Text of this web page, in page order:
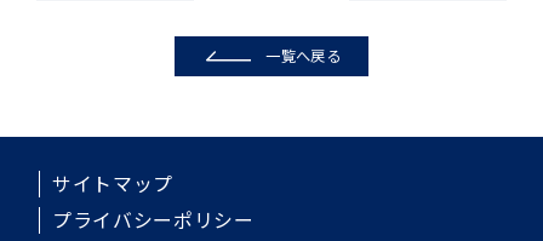
一覧へ戻る
サイトマップ
プライバシーポリシー